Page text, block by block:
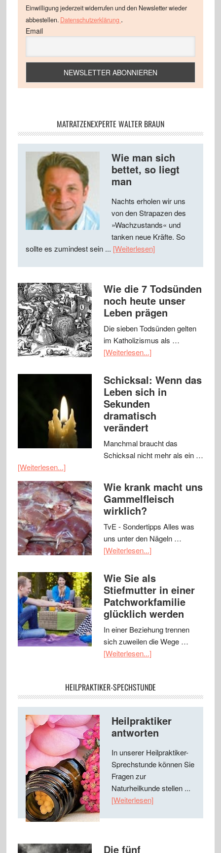
Einwilligung jederzeit widerrufen und den Newsletter wieder
abbestellen. Datenschutzerklärung .
Email
MATRATZENEXPERTE WALTER BRAUN
Wie man sich
bettet, so liegt
man
Nachts erholen wir uns
von den Strapazen des
»Wachzustands« und
tanken neue Kräfte. So
sollte es zumindest sein ... [Weiterlesen]
Wie die 7 Todsünden
noch heute unser
Leben prägen
Die sieben Todsünden gelten
im Katholizismus als …
[Weiterlesen...]
Schicksal: Wenn das
Leben sich in
Sekunden
dramatisch
verändert
Manchmal braucht das
Schicksal nicht mehr als ein …
[Weiterlesen...]
Wie krank macht uns
Gammelfleisch
wirklich?
TvE - Sondertipps Alles was
uns unter den Nägeln …
[Weiterlesen...]
Wie Sie als
Stiefmutter in einer
Patchworkfamilie
glücklich werden
In einer Beziehung trennen
sich zuweilen die Wege …
[Weiterlesen...]
HEILPRAKTIKER-SPECHSTUNDE
Heilpraktiker
antworten
In unserer Heilpraktiker-
Sprechstunde können Sie
Fragen zur
Naturheilkunde stellen ...
[Weiterlesen]
Die fünf